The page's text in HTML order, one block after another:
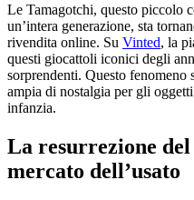
Le Tamagotchi, questo piccolo
un’intera generazione, sta
rivendita online. Su Vinted, la
questi giocattoli iconici degli
sorprendenti. Questo fenomeno
ampia di nostalgia per gli
infanzia.
La resurrezione
mercato dell’usato